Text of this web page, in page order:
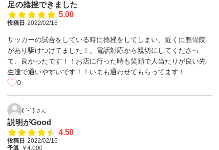
足の捻挫できました
5.00
投稿日 2022/02/16
サッカーの試合をしている時に捻挫をしてしまい、近くに整骨院
があり駆けつけてました！。電話対応から親切にしてくださっ
て、良かったです！！お店に行った時も笑顔で人当たりが良い先
生達で通いやすいです！！いまも通わせてもらってます！
0
( ˙-˙ ) さん
説明がGood
4.50
投稿日 2022/02/16
予算 ￥4,000